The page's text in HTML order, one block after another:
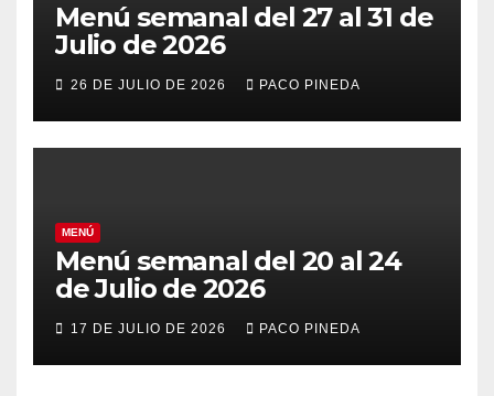
Menú semanal del 27 al 31 de
Julio de 2026
26 DE JULIO DE 2026 PACO PINEDA
MENÚ
Menú semanal del 20 al 24
de Julio de 2026
17 DE JULIO DE 2026 PACO PINEDA